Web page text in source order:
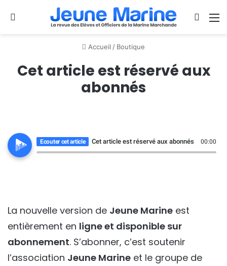
Se connecter
Accueil / Boutique
Cet article est réservé aux
abonnés
Ecouter cet article Cet article est réservé aux abonnés 00:00
La nouvelle version de Jeune Marine est
entièrement en ligne et disponible sur
abonnement. S’abonner, c’est soutenir
l’association Jeune Marine et le groupe de